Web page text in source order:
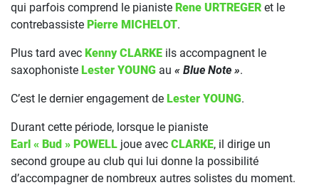
qui parfois comprend le pianiste Rene URTREGER et le
contrebassiste Pierre MICHELOT.
Plus tard avec Kenny CLARKE ils accompagnent le
saxophoniste Lester YOUNG au « Blue Note ».
C’est le dernier engagement de Lester YOUNG.
Durant cette période, lorsque le pianiste
Earl « Bud » POWELL joue avec CLARKE, il dirige un
second groupe au club qui lui donne la possibilité
d’accompagner de nombreux autres solistes du moment.